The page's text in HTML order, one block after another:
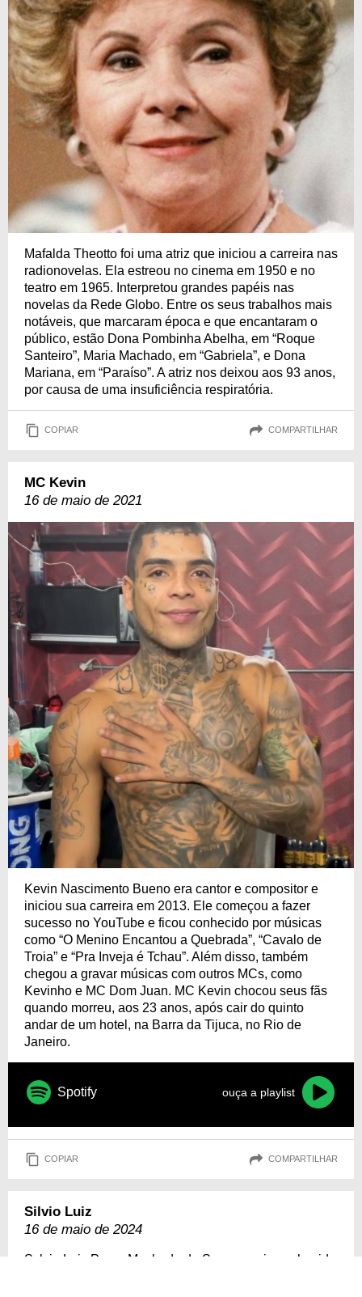
Mafalda Theotto foi uma atriz que iniciou a carreira nas
radionovelas. Ela estreou no cinema em 1950 e no
teatro em 1965. Interpretou grandes papéis nas
novelas da Rede Globo. Entre os seus trabalhos mais
notáveis, que marcaram época e que encantaram o
público, estão Dona Pombinha Abelha, em “Roque
Santeiro”, Maria Machado, em “Gabriela”, e Dona
Mariana, em “Paraíso”. A atriz nos deixou aos 93 anos,
por causa de uma insuficiência respiratória.
COPIAR COMPARTILHAR
MC Kevin
16 de maio de 2021
Kevin Nascimento Bueno era cantor e compositor e
iniciou sua carreira em 2013. Ele começou a fazer
sucesso no YouTube e ficou conhecido por músicas
como “O Menino Encantou a Quebrada”, “Cavalo de
Troia” e “Pra Inveja é Tchau”. Além disso, também
chegou a gravar músicas com outros MCs, como
Kevinho e MC Dom Juan. MC Kevin chocou seus fãs
quando morreu, aos 23 anos, após cair do quinto
andar de um hotel, na Barra da Tijuca, no Rio de
Janeiro.
Spotify ouça a playlist
COPIAR COMPARTILHAR
Silvio Luiz
16 de maio de 2024
Sylvio Luiz Perez Machado de Sousa, mais conhecido